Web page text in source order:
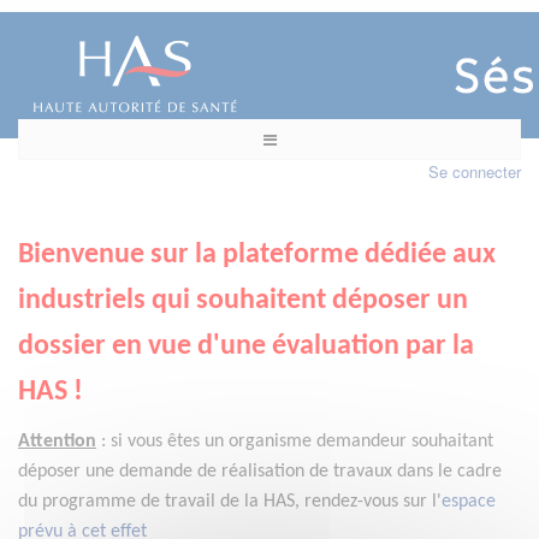
Se connecter
Bienvenue sur la plateforme dédiée aux
industriels qui souhaitent déposer un
dossier en vue d'une évaluation par la
HAS !
Attention : si vous êtes un organisme demandeur souhaitant
déposer une demande de réalisation de travaux dans le cadre
du programme de travail de la HAS, rendez-vous sur l'espace
prévu à cet effet